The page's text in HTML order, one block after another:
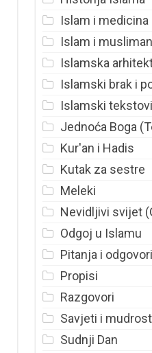
Islam i medicina
Islam i
Islamska
Islamski brak i
Islamski tekstovi
Jednoća Boga
Kur'an i Hadis
Kutak za sestre
Meleki
Nevidljivi svijet
Odgoj u Islamu
Pitanja i odgovori
Propisi
Razgovori
Savjeti i
Sudnji Dan